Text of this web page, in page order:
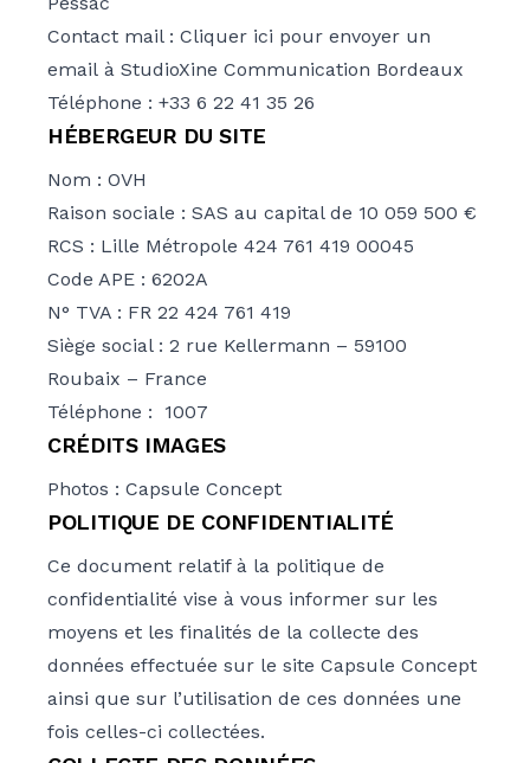
Contact mail : Cliquer ici pour envoyer un
email à StudioXine Communication Bordeaux
Téléphone : +33 6 22 41 35 26
HÉBERGEUR DU SITE
Nom : OVH
Raison sociale : SAS au capital de 10 059 500 €
RCS : Lille Métropole 424 761 419 00045
Code APE : 6202A
N° TVA : FR 22 424 761 419
Siège social : 2 rue Kellermann – 59100
Roubaix – France
Téléphone : 1007
CRÉDITS IMAGES
Photos : Capsule Concept
POLITIQUE DE CONFIDENTIALITÉ
Ce document relatif à la politique de
confidentialité vise à vous informer sur les
moyens et les finalités de la collecte des
données effectuée sur le site Capsule Concept
ainsi que sur l’utilisation de ces données une
fois celles-ci collectées.